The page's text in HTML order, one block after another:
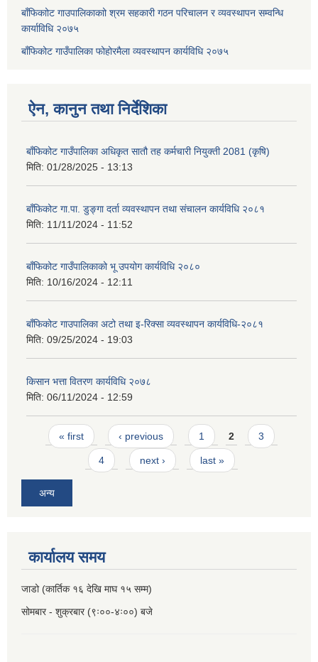
बाँफिकाोट गाउपालिकाकाो श्रम सहकारी गठन परिचालन र व्यवस्थापन सम्वन्धि
कार्याविधि २०७५
बाँफिकोट गाउँपालिका फोहोरमैला व्यवस्थापन कार्यविधि २०७५
ऐन, कानुन तथा निर्देशिका
बाँफिकोट गाउँपालिका अधिकृत सातौ तह कर्मचारी नियुक्ती 2081 (कृषि)
मिति: 01/28/2025 - 13:13
बाँफिकोट गा.पा. डुङ्गा दर्ता व्यवस्थापन तथा संचालन कार्यविधि २०८१
मिति: 11/11/2024 - 11:52
बाँफिकोट गाउँपालिकाको भू उपयोग कार्यविधि २०८०
मिति: 10/16/2024 - 12:11
बाँफिकोट गाउपालिका अटो तथा इ-रिक्सा व्यवस्थापन कार्यविधि-२०८१
मिति: 09/25/2024 - 19:03
किसान भत्ता वितरण कार्यविधि २०७८
मिति: 06/11/2024 - 12:59
Pages
« first ‹ previous 1 2 3
4 next › last »
अन्य
कार्यालय समय
जाडो (कार्तिक १६ देखि माघ १५ सम्म)
सोमबार - शुक्रबार (९ः००-४ः००) बजे